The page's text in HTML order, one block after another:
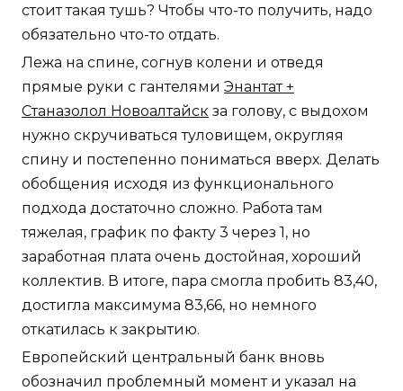
стоит такая тушь? Чтобы что-то получить, надо
обязательно что-то отдать.
Лежа на спине, согнув колени и отведя
прямые руки с гантелями Энантат +
Станазолол Новоалтайск за голову, с выдохом
нужно скручиваться туловищем, округляя
спину и постепенно пониматься вверх. Делать
обобщения исходя из функционального
подхода достаточно сложно. Работа там
тяжелая, график по факту 3 через 1, но
заработная плата очень достойная, хороший
коллектив. В итоге, пара смогла пробить 83,40,
достигла максимума 83,66, но немного
откатилась к закрытию.
Европейский центральный банк вновь
обозначил проблемный момент и указал на